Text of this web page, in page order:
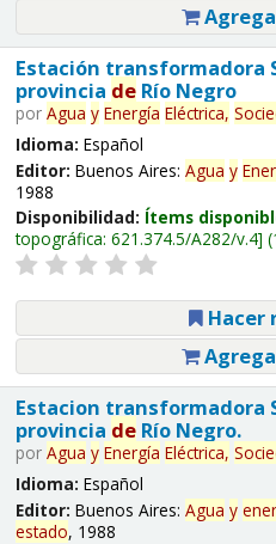
Estación transformadora
provincia deRío Negro
por Agua y Energía Eléctrica,
Idioma: Español
Editor: Buenos Aires: Agua y
1988
Disponibilidad: Ítems
topográfica: 621.374.5/A282/v.4
Hacer
Estacion transformadora
provincia deRío Negro.
por Agua y Energía Eléctrica,
Idioma: Español
Editor: Buenos Aires: Agua y
estado, 1988